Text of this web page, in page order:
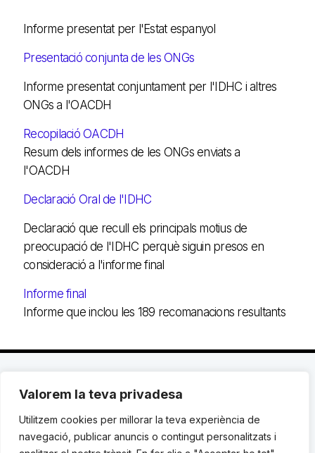
Valorem la teva privadesa
Utilitzem cookies per millorar la teva experiència de
navegació, publicar anuncis o contingut personalitzats i
Informe presentat per l'Estat espanyol
Presentació conjunta de les ONGs
Informe presentat conjuntament per l'IDHC i altres
ONGs a l'OACDH
Recopilació OACDH
Resum dels informes de les ONGs enviats a
l'OACDH
Declaració Oral de l'IDHC
Declaració que recull els principals motius de
preocupació de l'IDHC perquè siguin presos en
consideració a l'informe final
Informe final
Informe que inclou les 189 recomanacions resultants
C. Avinyó 44, 2n | 08002 Barcelona |
119 03 72|institut@idhc.org
© Institut de Drets Humans de Catalunya.